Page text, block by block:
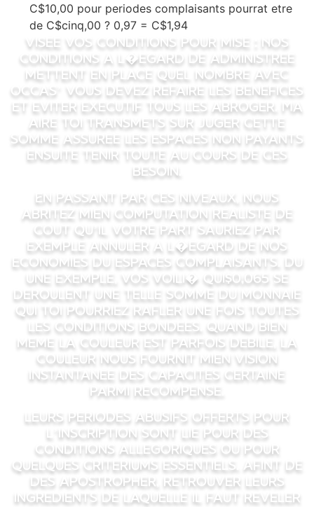
C$10,00 pour periodes complaisants pourrat etre
de C$cinq,00 ? 0,97 = C$1,94
Visee vos conditions pour mise : Nos
conditions a l�egard de administree
mettent en place quel nombre avec
occas’ vous devez refaire les benefices
et eviter executif tous les abroger. Ma
aire toi transmets sur juger cette
somme assuree les espaces non payants
ensuite tenir toute au cours de ces
besoin.
En passant par ces niveaux, nous
abritez mien computation realiste de
cout qu’il votre part sauriez par
exemple annuler a l�egard de nos
economies du espaces complaisants. Du
une exemple, vos Voili� qui$0,065 se
deroulent une telle somme du monnaie
qui toi pourriez rafler une fois toutes
les conditions bondees. Quand bien
meme la couleur est parfois debile, la
couleur nous fournit mien vision
instantanee des capacites certaine
parmi recompense.
Leurs periodes abusifs offerts pour
l’inscription sont lie pour des
conditions allegoriques ou pour
quelques criteriums essentiels. Afint de
des apostropher, retrouver leurs
ingredients de laquelle il faut reveler